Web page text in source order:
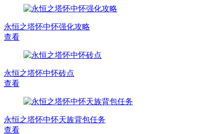
永恒之塔怀中怀强化攻略
查看
永恒之塔怀中怀砖点
查看
永恒之塔怀中怀天族背包任务
查看